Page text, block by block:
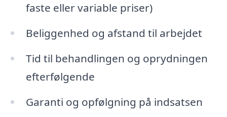
faste eller variable priser)
Beliggenhed og afstand til arbejdet
Tid til behandlingen og oprydningen
efterfølgende
Garanti og opfølgning på indsatsen